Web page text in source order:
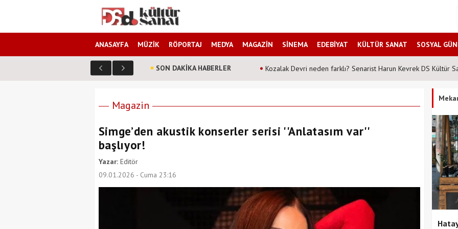
ANASAYFA MÜZİK RÖPORTAJ MEDYA MAGAZİN SİNEMA EDEBİYAT KÜLTÜR SANAT SOSYAL
SON DAKİKA HABERLER
Senarist Harun Kevrek DS Kültür Sanat'a anlattı! Şahane Pazar 25 yıl sonra tiyatro sahnesinde! Peki hangi
Magazin
Simge’den akustik konserler serisi ''Anlatasım var''
başlıyor!
Yazar:Editör
09.01.2026 - Cuma 23:16